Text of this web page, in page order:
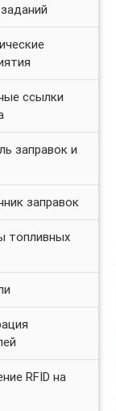
ссылки
заправок и
заправок
топливных
RFID на